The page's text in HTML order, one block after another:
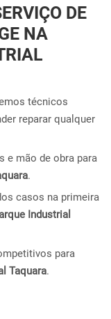
DE
NA
técnicos
reparar qualquer
e mão de obra para
.
casos na primeira
Industrial
para
Taquara.